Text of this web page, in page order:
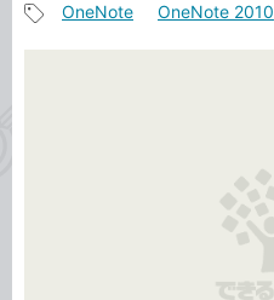
事
カ
OneNote OneNote 2010